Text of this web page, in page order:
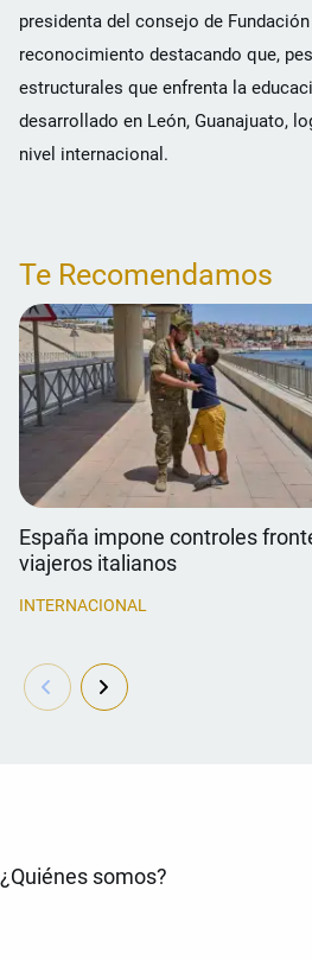
presidenta del consejo de
reconocimiento destacando que,
estructurales que enfrenta la
desarrollado en León, Guanajuato,
nivel internacional.
Te Recomendamos
España impone controles
viajeros italianos
INTERNACIONAL
¿Quiénes somos?